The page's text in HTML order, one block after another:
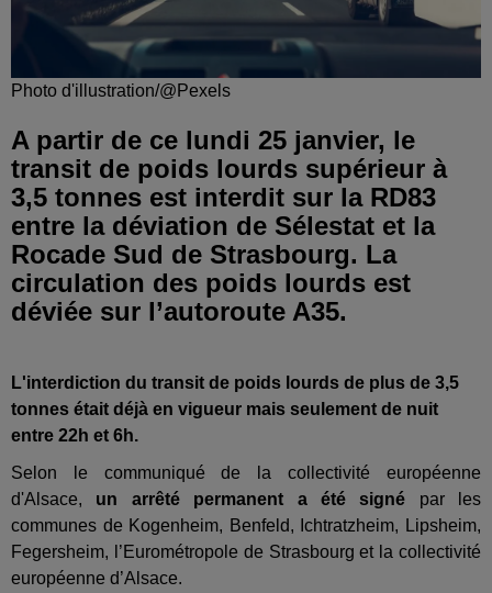
Photo d'illustration/@Pexels
A partir de ce lundi 25 janvier, le
transit de poids lourds supérieur à
3,5 tonnes est interdit sur la RD83
entre la déviation de Sélestat et la
Rocade Sud de Strasbourg. La
circulation des poids lourds est
déviée sur l’autoroute A35.
L'interdiction du transit de poids lourds de plus de 3,5
tonnes était déjà en vigueur mais seulement de nuit
entre 22h et 6h.
Selon le communiqué de la collectivité européenne
d'Alsace, un arrêté permanent a été signé par les
communes de Kogenheim, Benfeld, Ichtratzheim, Lipsheim,
Fegersheim, l’Eurométropole de Strasbourg et la collectivité
européenne d’Alsace.